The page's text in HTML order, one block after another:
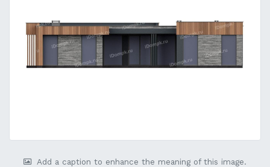
Add a caption to enhance the meaning of this image.